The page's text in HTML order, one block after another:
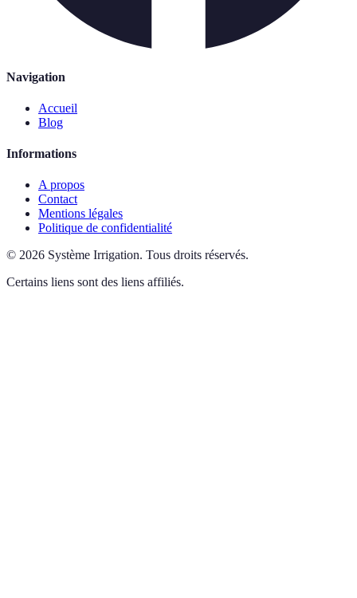
Navigation
Accueil
Blog
Informations
A propos
Contact
Mentions légales
Politique de confidentialité
© 2026 Système Irrigation. Tous droits réservés.
Certains liens sont des liens affiliés.